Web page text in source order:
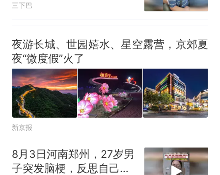
三下巴
夜游长城、世园嬉水、星空露营，京郊夏
夜“微度假”火了
新京报
8月3日河南郑州，27岁男
子突发脑梗，反思自己坏